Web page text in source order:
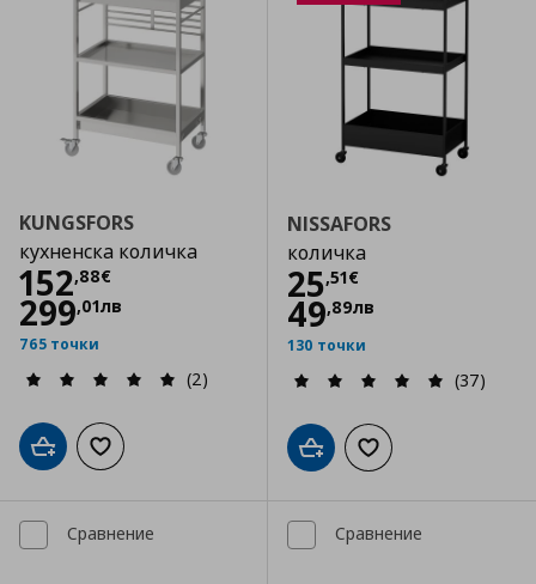
KUNGSFORS
кухненска количка
152,88€
Цена
299,01лв
765 точки
(2)
Добави в кошницата
Добави към списъка с любими
NISSAFORS
количка
25,51€
Цена
49,89лв
130 точки
(37)
Добави в кошницата
Добави към
Сравнение Сравнение